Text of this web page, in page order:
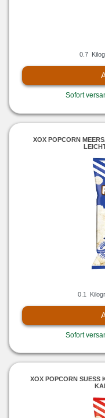
0.7
Sofort
XOX POPCORN
0.1
Sofort
XOX POPCORN SUESS